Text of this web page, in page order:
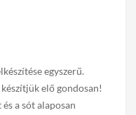
egyszerű.
elő gondosan!
a sót alaposan